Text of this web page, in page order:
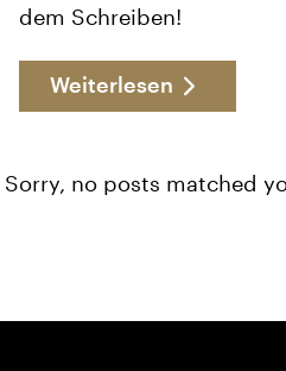
dem Schreiben!
Weiterlesen
Sorry, no posts matched